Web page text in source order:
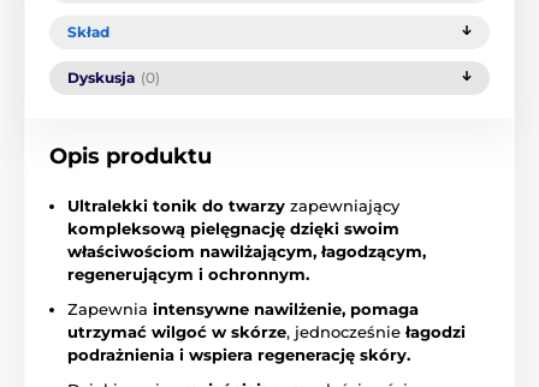
Skład
Dyskusja (0)
Opis produktu
Ultralekki tonik do twarzy zapewniający
kompleksową pielęgnację dzięki swoim
właściwościom nawilżającym, łagodzącym,
regenerującym i ochronnym.
Zapewnia intensywne nawilżenie, pomaga
utrzymać wilgoć w skórze, jednocześnie łagodzi
podrażnienia i wspiera regenerację skóry.